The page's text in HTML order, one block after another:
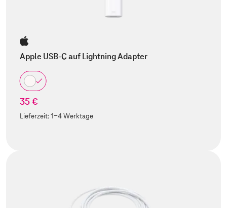
Apple USB-C auf Lightning Adapter
35 €
Lieferzeit:1-4 Werktage